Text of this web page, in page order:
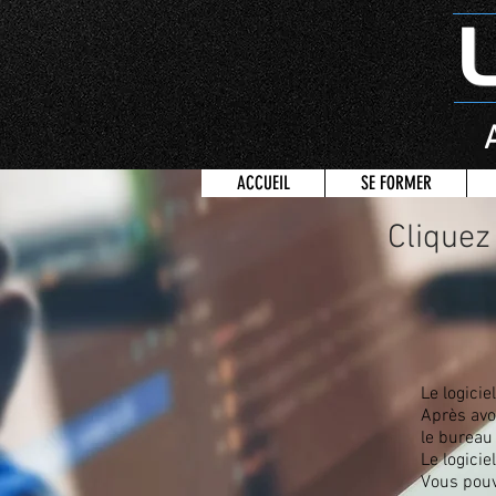
ACCUEIL SE FORMER
Le
Après
le
Le
Vous